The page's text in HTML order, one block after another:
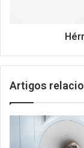
Artigos